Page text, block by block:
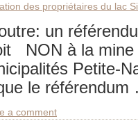
des propriétaires du lac
un
NON à la
Petite-
le
a comment